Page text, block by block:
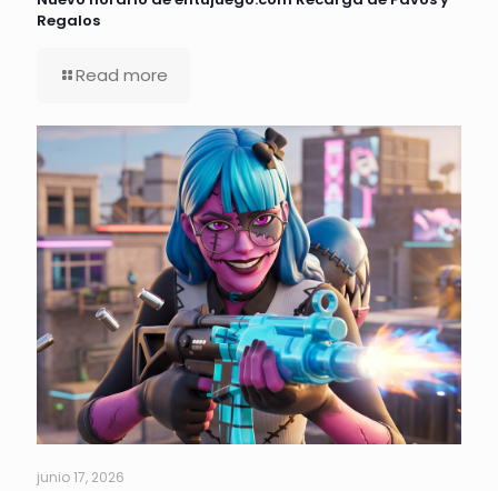
Regalos
Read more
junio 17, 2026